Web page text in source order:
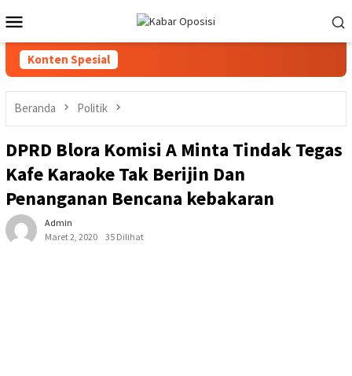
ke
kontenMobile
Konten Spesial
Beranda Politik
DPRD Blora Komisi A Minta Tindak Tegas
Kafe Karaoke Tak Berijin Dan
Penanganan Bencana kebakaran
Admin
Maret 2, 2020
35 Dilihat